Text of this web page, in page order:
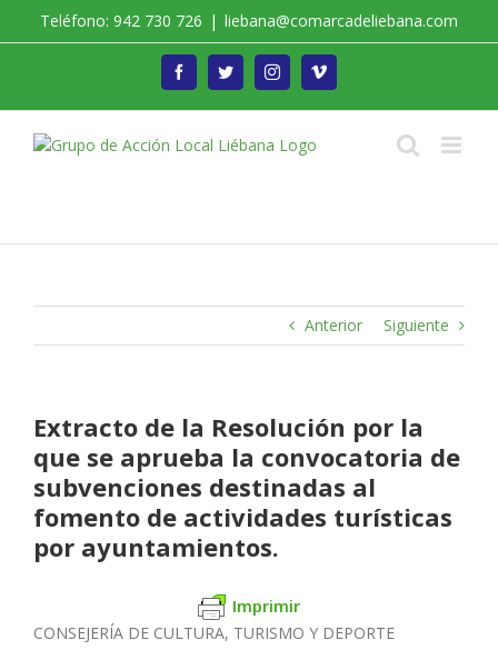
Teléfono: 942 730 726 | liebana@comarcadeliebana.com
FacebookTwitterInstagramVimeo
Anterior Siguiente
Extracto de la Resolución por la
que se aprueba la convocatoria de
subvenciones destinadas al
fomento de actividades turísticas
por ayuntamientos.
Imprimir
CONSEJERÍA DE CULTURA, TURISMO Y DEPORTE